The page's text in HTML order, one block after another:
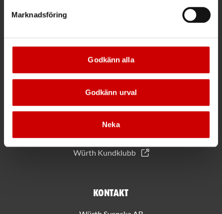
Marknadsföring
Godkänn alla
Godkänn urval
Neka
Mer information
Allmänna villkor
Bli kund hos Würth
Hållbarhet
Jobba hos oss
Würth Kundklubb
Kontakt